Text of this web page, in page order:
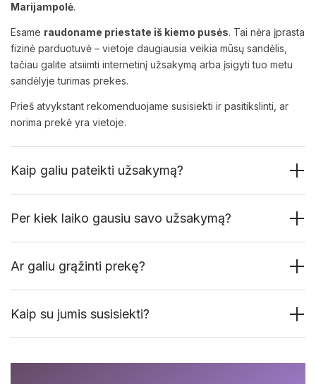
Marijampolė.
Esame raudoname priestate iš kiemo pusės. Tai nėra įprasta
fizinė parduotuvė – vietoje daugiausia veikia mūsų sandėlis,
tačiau galite atsiimti internetinį užsakymą arba įsigyti tuo metu
sandėlyje turimas prekes.
Prieš atvykstant rekomenduojame susisiekti ir pasitikslinti, ar
norima prekė yra vietoje.
Kaip galiu pateikti užsakymą?
Per kiek laiko gausiu savo užsakymą?
Ar galiu grąžinti prekę?
Kaip su jumis susisiekti?